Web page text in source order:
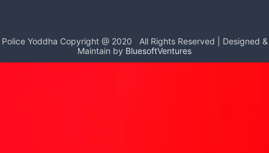
e
b
o
d
l
e
Police Yoddha Copyright @ 2020
All Rights Reserved | Designed &
Maintain by BluesoftVentures